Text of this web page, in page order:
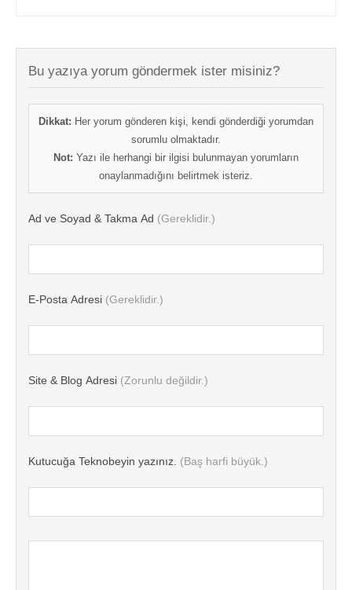
Bu yazıya yorum göndermek ister misiniz?
Dikkat: Her yorum gönderen kişi, kendi gönderdiği yorumdan
sorumlu olmaktadır.
Not: Yazı ile herhangi bir ilgisi bulunmayan yorumların
onaylanmadığını belirtmek isteriz.
Ad ve Soyad & Takma Ad (Gereklidir.)
E-Posta Adresi (Gereklidir.)
Site & Blog Adresi (Zorunlu değildir.)
Kutucuğa Teknobeyin yazınız. (Baş harfi büyük.)